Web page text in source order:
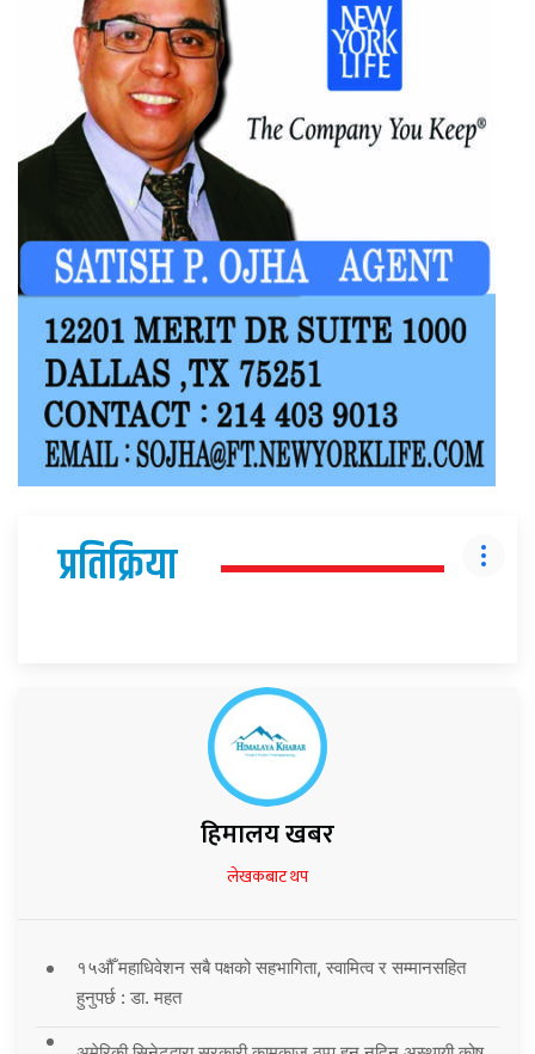
प्रतिक्रिया
हिमालय खबर
लेखकबाट थप
१५औँ महाधिवेशन सबै पक्षको सहभागिता, स्वामित्व र सम्मानसहित
हुनुपर्छ : डा. महत